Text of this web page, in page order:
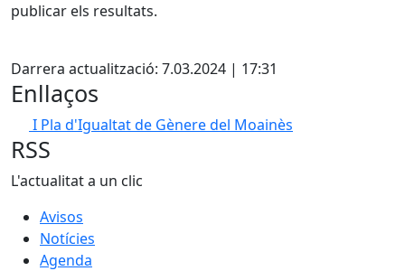
publicar els resultats.
Darrera actualització: 7.03.2024 | 17:31
Enllaços
I Pla d'Igualtat de Gènere del Moainès
RSS
L'actualitat a un clic
Avisos
Notícies
Agenda